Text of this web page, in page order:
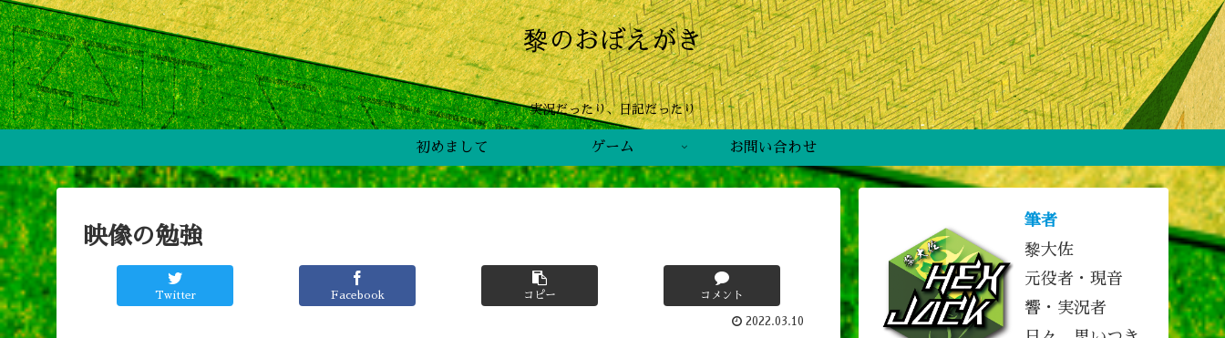
黎のおぼえがき
実況だったり、日記だったり
初めまして ゲーム お問い合わせ
映像の勉強
Twitter Facebook コピー コメント
2022.03.10
筆者
黎大佐
元役者・現音
響・実況者